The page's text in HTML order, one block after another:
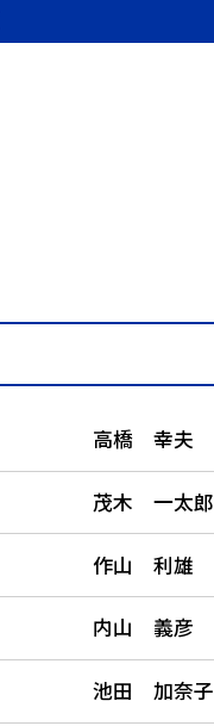
高橋 幸夫
茂木 一太郎
作山 利雄
内山 義彦
池田 加奈子